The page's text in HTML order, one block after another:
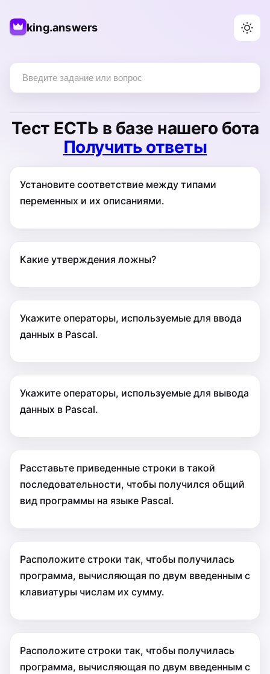
king.answers
Тест ЕСТЬ в базе нашего бота
Получить ответы
Установите соответствие между типами
переменных и их описаниями.
Какие утверждения ложны?
Укажите операторы, используемые для ввода
данных в Pascal.
Укажите операторы, используемые для вывода
данных в Pascal.
Расставьте приведенные строки в такой
последовательности, чтобы получился общий
вид программы на языке Pascal.
Расположите строки так, чтобы получилась
программа, вычисляющая по двум введенным с
клавиатуры числам их сумму.
Расположите строки так, чтобы получилась
программа, вычисляющая по двум введенным с